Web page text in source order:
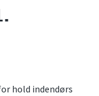
hold indendørs